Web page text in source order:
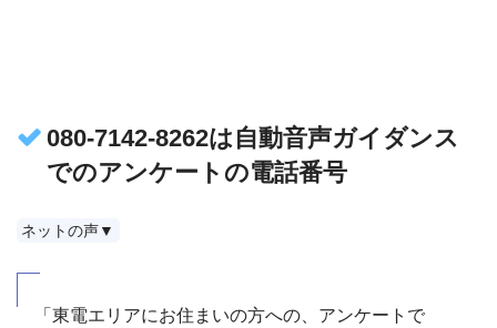
080-7142-8262は自動音声ガイダンス
でのアンケートの電話番号
ネットの声▼
「東電エリアにお住まいの方への、アンケートで